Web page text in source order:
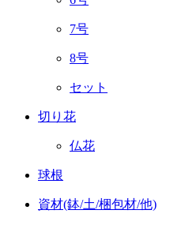
7号
8号
セット
切り花
仏花
球根
資材(鉢/土/梱包材/他)